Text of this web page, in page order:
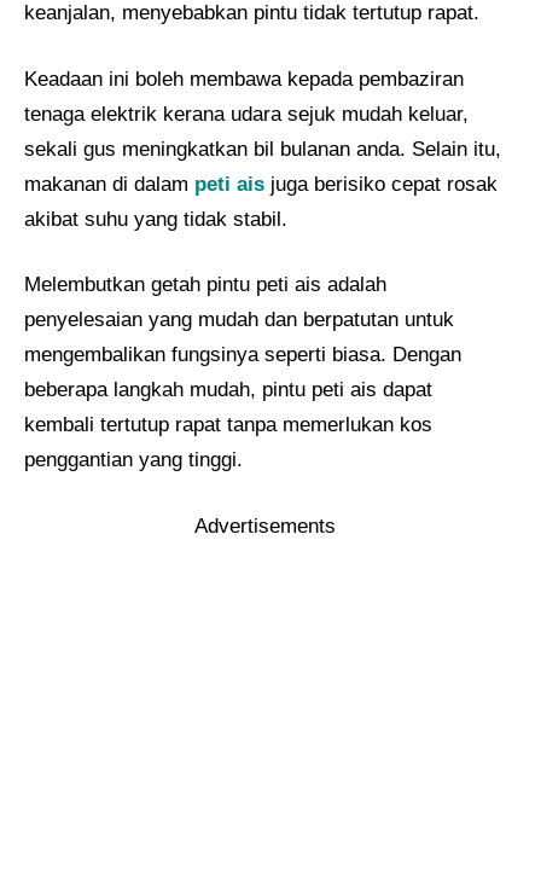
keanjalan, menyebabkan pintu tidak tertutup rapat.
Keadaan ini boleh membawa kepada pembaziran
tenaga elektrik kerana udara sejuk mudah keluar,
sekali gus meningkatkan bil bulanan anda. Selain itu,
makanan di dalam peti ais juga berisiko cepat rosak
akibat suhu yang tidak stabil.
Melembutkan getah pintu peti ais adalah
penyelesaian yang mudah dan berpatutan untuk
mengembalikan fungsinya seperti biasa. Dengan
beberapa langkah mudah, pintu peti ais dapat
kembali tertutup rapat tanpa memerlukan kos
penggantian yang tinggi.
Advertisements